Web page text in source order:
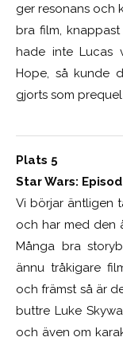
ger resonans och
bra film,
hade inte Lucas
Hope, så kunde
gjorts som
Plats 5
Star Wars:
Vi börjar äntligen
och har med den
Många bra
ännu tråkigare
och främst så är
buttre Luke
och även om